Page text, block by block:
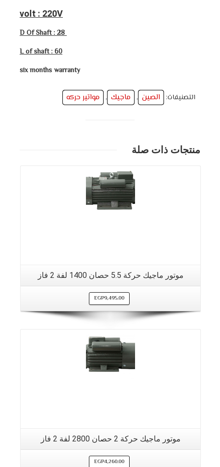
volt : 220V
D Of Shaft : 28
L of shaft : 60
six months warranty
التصنيفات: الصين , ماجيك , مواتير حركه
منتجات ذات صلة
موتور ماجيك حركة 5.5 حصان 1400 لفة 2 فاز
EGP9,495.00
موتور ماجيك حركة 2 حصان 2800 لفة 2 فاز
EGP4,260.00